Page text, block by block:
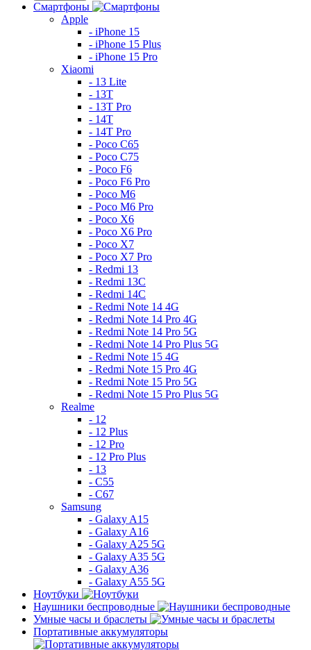
Смартфоны
Apple
- iPhone 15
- iPhone 15 Plus
- iPhone 15 Pro
Xiaomi
- 13 Lite
- 13T
- 13T Pro
- 14T
- 14T Pro
- Poco C65
- Poco C75
- Poco F6
- Poco F6 Pro
- Poco M6
- Poco M6 Pro
- Poco X6
- Poco X6 Pro
- Poco X7
- Poco X7 Pro
- Redmi 13
- Redmi 13C
- Redmi 14C
- Redmi Note 14 4G
- Redmi Note 14 Pro 4G
- Redmi Note 14 Pro 5G
- Redmi Note 14 Pro Plus 5G
- Redmi Note 15 4G
- Redmi Note 15 Pro 4G
- Redmi Note 15 Pro 5G
- Redmi Note 15 Pro Plus 5G
Realme
- 12
- 12 Plus
- 12 Pro
- 12 Pro Plus
- 13
- C55
- C67
Samsung
- Galaxy A15
- Galaxy A16
- Galaxy A25 5G
- Galaxy A35 5G
- Galaxy A36
- Galaxy A55 5G
Ноутбуки
Наушники беспроводные
Умные часы и браслеты
Портативные аккумуляторы